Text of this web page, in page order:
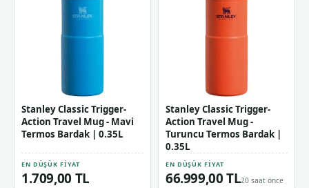
Stanley Classic Trigger-
Action Travel Mug - Mavi
Termos Bardak | 0.35L
EN DÜŞÜK FIYAT
1.709,00 TL
Stanley Classic Trigger-
Action Travel Mug -
Turuncu Termos Bardak |
0.35L
EN DÜŞÜK FIYAT
66.999,00 TL20 saat önce